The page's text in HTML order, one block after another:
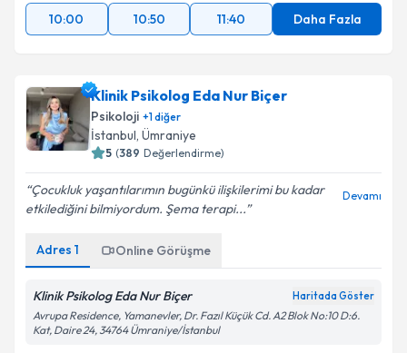
10:00
10:50 11:40 Daha Fazla
Klinik Psikolog Eda Nur Biçer
Psikoloji +1diğer
İstanbul, Ümraniye
5 (389 Değerlendirme)
Çocukluk yaşantılarımın bugünkü ilişkilerimi bu kadar
etkilediğini bilmiyordum. Şema terapi...
Devamı
Adres 1 Online Görüşme
Klinik Psikolog Eda Nur Biçer Haritada Göster
Avrupa Residence, Yamanevler, Dr. Fazıl Küçük Cd. A2 Blok No:10 D:6.
Kat, Daire 24, 34764 Ümraniye/İstanbul